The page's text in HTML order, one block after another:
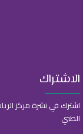
الاشتراك
اشترك في نشرة مركز
الطبي